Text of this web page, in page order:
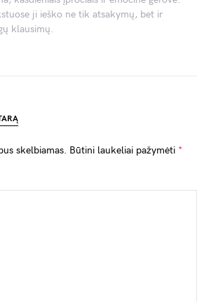
ji ieško ne tik atsakymų, bet ir
klausimų.
skelbiamas. Būtini laukeliai pažymėti *